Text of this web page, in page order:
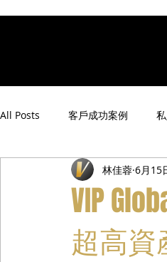
All Posts 客戶成功案例
禮遇通關服務 主管專業
VIP
超高
林佳蓉 6月15